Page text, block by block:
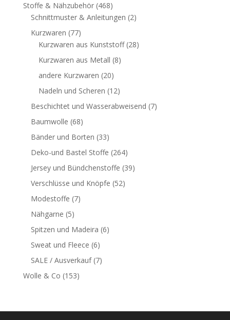
Stoffe & Nähzubehör (468)
Schnittmuster & Anleitungen (2)
Kurzwaren (77)
Kurzwaren aus Kunststoff (28)
Kurzwaren aus Metall (8)
andere Kurzwaren (20)
Nadeln und Scheren (12)
Beschichtet und Wasserabweisend (7)
Baumwolle (68)
Bänder und Borten (33)
Deko-und Bastel Stoffe (264)
Jersey und Bündchenstoffe (39)
Verschlüsse und Knöpfe (52)
Modestoffe (7)
Nähgarne (5)
Spitzen und Madeira (6)
Sweat und Fleece (6)
SALE / Ausverkauf (7)
Wolle & Co (153)